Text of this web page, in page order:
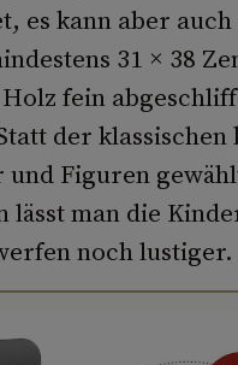
es kann aber
31 × 38
fein
der
und Figuren
lässt man die
noch lustiger.